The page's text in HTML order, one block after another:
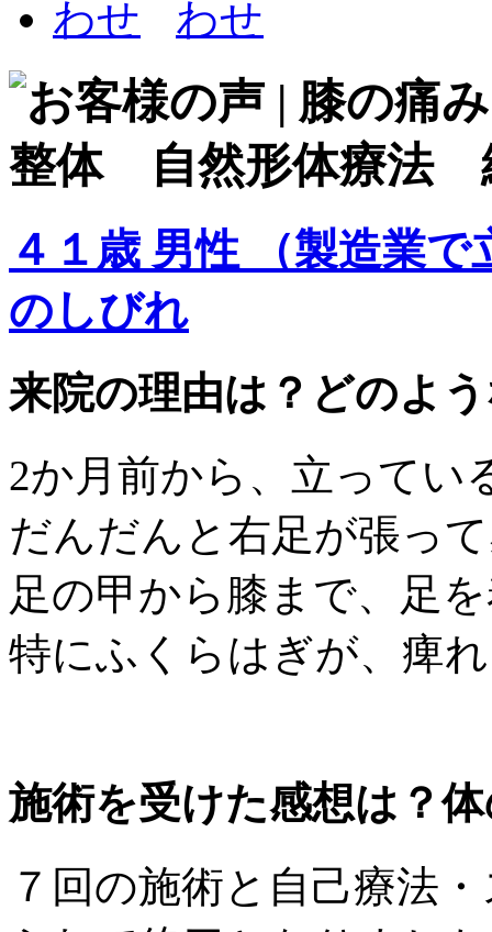
４１歳 男性 （製造業
のしびれ
来院の理由は？どのよ
2か月前から、立ってい
だんだんと右足が張っ
足の甲から膝まで、足
特にふくらはぎが、痺
施術を受けた感想は？
７回の施術と自己療法